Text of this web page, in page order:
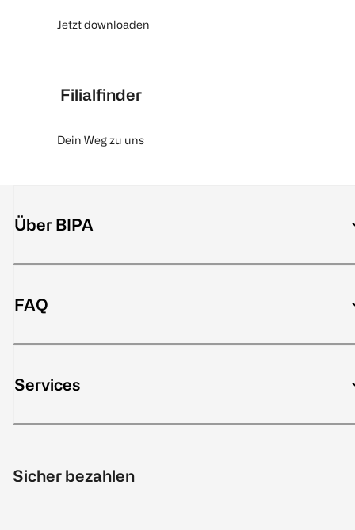
Jetzt downloaden
Filialfinder
Dein Weg zu uns
Über BIPA
FAQ
Services
Sicher bezahlen